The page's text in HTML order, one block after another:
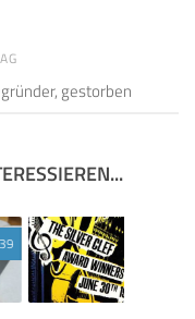
gestorben